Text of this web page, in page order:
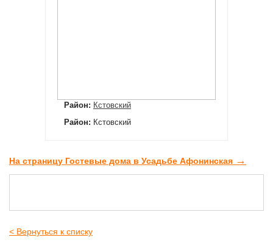
Район: Кстовский
Район: Кстовский
На страницу Гостевые дома в Усадьбе Афонинская →
< Вернуться к списку